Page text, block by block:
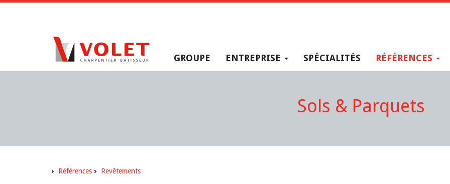
GROUPE ENTREPRISE SPÉCIALITÉS RÉFÉRENCES
Sols & Parquets
Références Revêtements